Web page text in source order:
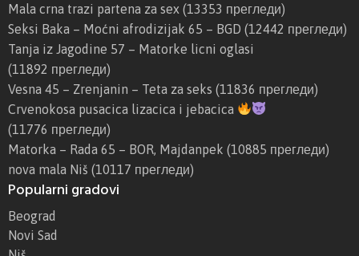
Mala crna trazi partena za sex (13353 прегледи)
Seksi Baka – Moćni afrodizijak 65 – BGD (12442 прегледи)
Tanja iz Jagodine 57 – Matorke licni oglasi
(11892 прегледи)
Vesna 45 – Zrenjanin – Teta za seks (11836 прегледи)
Crvenokosa pusacica lizacica i jebacica
(11776 прегледи)
Matorka – Rada 65 – BOR, Majdanpek (10885 прегледи)
nova mala Niš (10117 прегледи)
Popularni gradovi
Beograd
Novi Sad